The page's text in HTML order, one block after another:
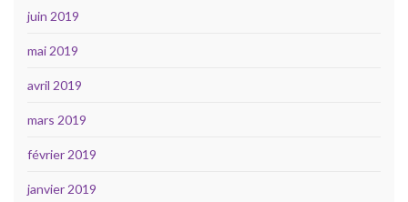
juin 2019
mai 2019
avril 2019
mars 2019
février 2019
janvier 2019